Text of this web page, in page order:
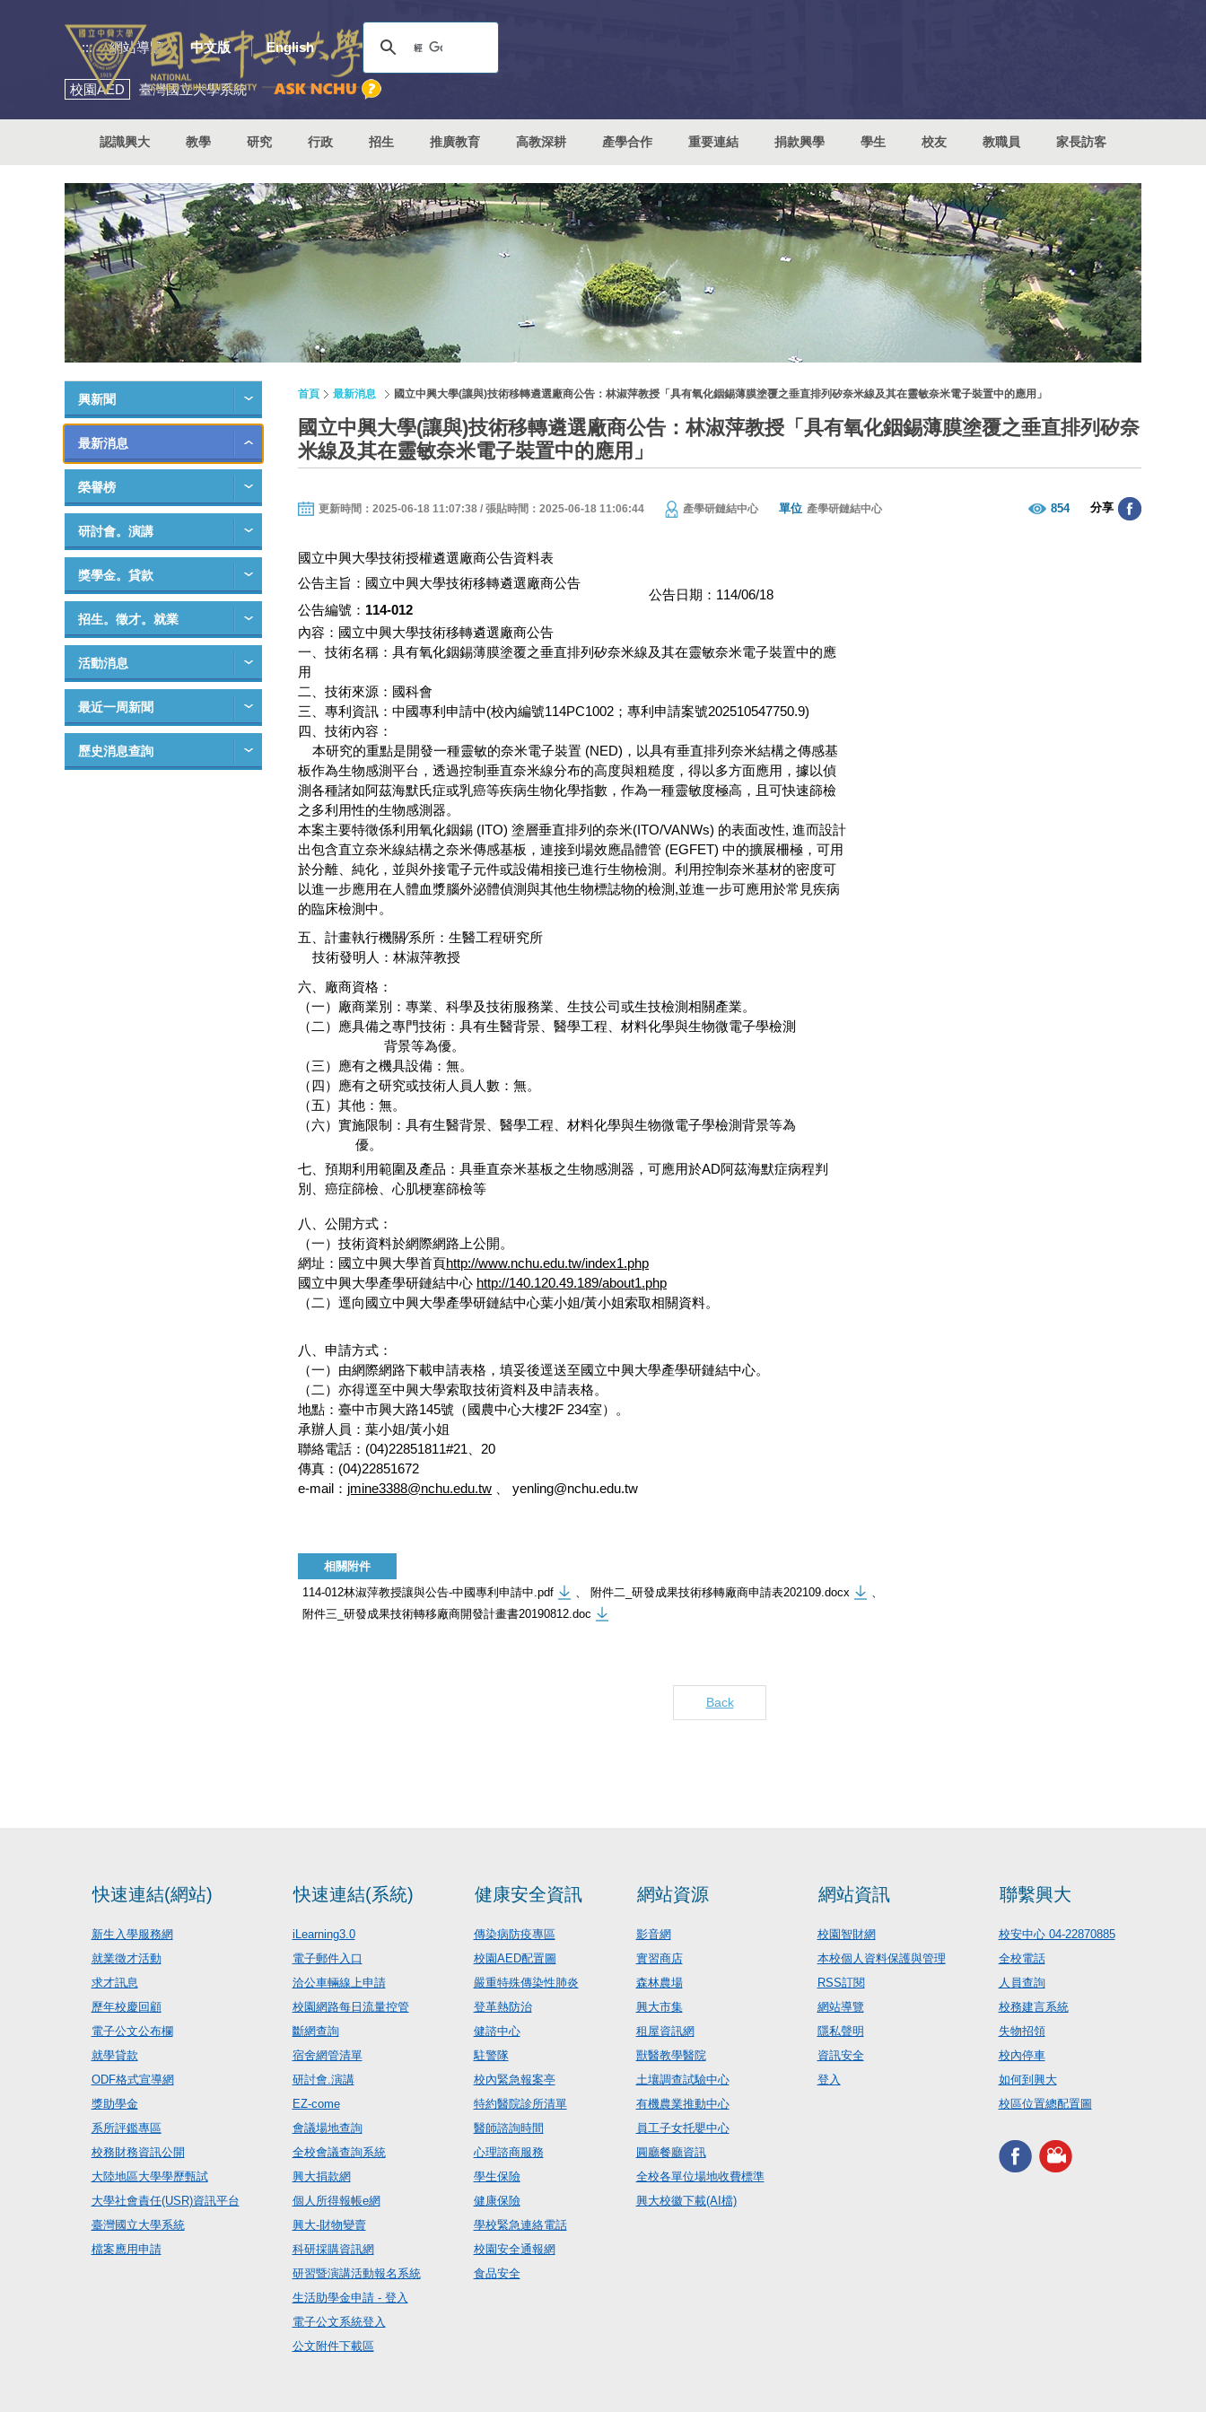
::: 網站導覽 中文版 English
校園AED 臺灣國立大學系統
認識興大 教學 研究 行政 招生 推廣教育 高教深耕 產學合作 重要連結 捐款興學 學生 校友 教職員 家長訪客
興新聞
最新消息
榮譽榜
研討會。演講
獎學金。貸款
招生。徵才。就業
活動消息
最近一周新聞
歷史消息查詢
首頁 最新消息 國立中興大學(讓與)技術移轉遴選廠商公告：林淑萍教授「具有氧化銦錫薄膜塗覆之垂直排列矽奈米線及其在靈敏奈米電子裝置中的應用」
國立中興大學(讓與)技術移轉遴選廠商公告：林淑萍教授「具有氧化銦錫薄膜塗覆之垂直排列矽奈
米線及其在靈敏奈米電子裝置中的應用」
更新時間：2025-06-18 11:07:38 / 張貼時間：2025-06-18 11:06:44 產學研鏈結中心 單位 產學研鏈結中心 854 分享
國立中興大學技術授權遴選廠商公告資料表
公告主旨：國立中興大學技術移轉遴選廠商公告
公告日期：114/06/18
公告編號： 114-012
內容：國立中興大學技術移轉遴選廠商公告
一、技術名稱：具有氧化銦錫薄膜塗覆之垂直排列矽奈米線及其在靈敏奈米電子裝置中的應
用
二、技術來源：國科會
三、專利資訊：中國專利申請中(校內編號114PC1002；專利申請案號202510547750.9)
四、技術內容：
本研究的重點是開發一種靈敏的奈米電子裝置 (NED)，以具有垂直排列奈米結構之傳感基
板作為生物感測平台，透過控制垂直奈米線分布的高度與粗糙度，得以多方面應用，據以偵
測各種諸如阿茲海默氏症或乳癌等疾病生物化學指數，作為一種靈敏度極高，且可快速篩檢
之多利用性的生物感測器。
本案主要特徵係利用氧化銦錫 (ITO) 塗層垂直排列的奈米(ITO/VANWs) 的表面改性, 進而設計
出包含直立奈米線結構之奈米傳感基板，連接到場效應晶體管 (EGFET) 中的擴展柵極，可用
於分離、純化，並與外接電子元件或設備相接已進行生物檢測。利用控制奈米基材的密度可
以進一步應用在人體血漿腦外泌體偵測與其他生物標誌物的檢測,並進一步可應用於常見疾病
的臨床檢測中。
五、計畫執行機關∕系所：生醫工程研究所
技術發明人：林淑萍教授
六、廠商資格：
（一）廠商業別：專業、科學及技術服務業、生技公司或生技檢測相關產業。
（二）應具備之專門技術：具有生醫背景、醫學工程、材料化學與生物微電子學檢測
背景等為優。
（三）應有之機具設備：無。
（四）應有之研究或技術人員人數：無。
（五）其他：無。
（六）實施限制：具有生醫背景、醫學工程、材料化學與生物微電子學檢測背景等為
優。
七、預期利用範圍及產品：具垂直奈米基板之生物感測器，可應用於AD阿茲海默症病程判
別、癌症篩檢、心肌梗塞篩檢等
八、公開方式：
（一）技術資料於網際網路上公開。
網址：國立中興大學首頁http://www.nchu.edu.tw/index1.php
國立中興大學產學研鏈結中心 http://140.120.49.189/about1.php
（二）逕向國立中興大學產學研鏈結中心葉小姐/黃小姐索取相關資料。
八、申請方式：
（一）由網際網路下載申請表格，填妥後逕送至國立中興大學產學研鏈結中心。
（二）亦得逕至中興大學索取技術資料及申請表格。
地點：臺中市興大路145號（國農中心大樓2F 234室）。
承辦人員：葉小姐/黃小姐
聯絡電話：(04)22851811#21、20
傳真：(04)22851672
e-mail： jmine3388@nchu.edu.tw 、 yenling@nchu.edu.tw
相關附件
114-012林淑萍教授讓與公告-中國專利申請中.pdf
、 附件二_研發成果技術移轉廠商申請表202109.docx
、
附件三_研發成果技術轉移廠商開發計畫書20190812.doc
Back
快速連結(網站)
新生入學服務網
就業徵才活動
求才訊息
歷年校慶回顧
電子公文公布欄
就學貸款
ODF格式宣導網
獎助學金
系所評鑑專區
校務財務資訊公開
大陸地區大學學歷甄試
大學社會責任(USR)資訊平台
臺灣國立大學系統
檔案應用申請
快速連結(系統)
iLearning3.0
電子郵件入口
洽公車輛線上申請
校園網路每日流量控管
斷網查詢
宿舍網管清單
研討會.演講
EZ-come
會議場地查詢
全校會議查詢系統
興大捐款網
個人所得報帳e網
興大-財物變賣
科研採購資訊網
研習暨演講活動報名系統
生活助學金申請 - 登入
電子公文系統登入
公文附件下載區
健康安全資訊
傳染病防疫專區
校園AED配置圖
嚴重特殊傳染性肺炎
登革熱防治
健諮中心
駐警隊
校內緊急報案亭
特約醫院診所清單
醫師諮詢時間
心理諮商服務
學生保險
健康保險
學校緊急連絡電話
校園安全通報網
食品安全
網站資源
影音網
實習商店
森林農場
興大市集
租屋資訊網
獸醫教學醫院
土壤調查試驗中心
有機農業推動中心
員工子女托嬰中心
圓廳餐廳資訊
全校各單位場地收費標準
興大校徽下載(AI檔)
網站資訊
校園智財網
本校個人資料保護與管理
RSS訂閱
網站導覽
隱私聲明
資訊安全
登入
聯繫興大
校安中心 04-22870885
全校電話
人員查詢
校務建言系統
失物招領
校內停車
如何到興大
校區位置總配置圖